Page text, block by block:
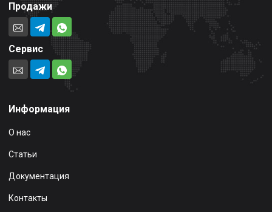
Продажи
Сервис
Информация
О нас
Статьи
Документация
Контакты